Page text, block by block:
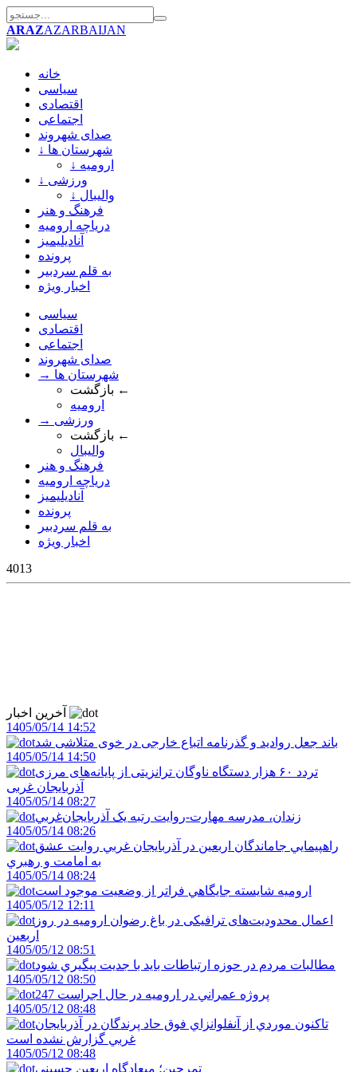
ARAZAZARBAIJAN
خانه
سیاسی
اقتصادی
اجتماعی
صدای شهروند
↓ شهرستان ها
↓ ارومیه
↓ ورزشی
↓ والیبال
فرهنگ و هنر
دریاچه ارومیه
آنادیلیمیز
پرونده
به قلم سردبیر
اخبار ویژه
سیاسی
اقتصادی
اجتماعی
صدای شهروند
→ شهرستان ها
بازگشت ←
ارومیه
→ ورزشی
بازگشت ←
والیبال
فرهنگ و هنر
دریاچه ارومیه
آنادیلیمیز
پرونده
به قلم سردبیر
اخبار ویژه
4013
1405/05/14 14:52
باند جعل روادید و گذرنامه اتباع خارجی در خوی متلاشی شد
1405/05/14 14:50
تردد ۶۰ هزار دستگاه ناوگان ترانزیتی از پایانه‌های مرزی
آذربایجان ‌غربی
1405/05/14 08:27
زندان، مدرسه مهارت-روايت رتبه يک آذربايجان‌غربي
1405/05/14 08:26
راهپيمايي جاماندگان اربعين در آذربايجان غربي روايت عشق
به امامت و رهبري
1405/05/14 08:24
اروميه شايسته جايگاهي فراتر از وضعيت موجود است
1405/05/12 12:11
اعمال محدودیت‌های ترافیکی در باغ رضوان ارومیه در روز
اربعین
1405/05/12 08:51
مطالبات مردم در حوزه ارتباطات بايد با جديت پيگيري شود
1405/05/12 08:50
247 پروژه عمراني در اروميه در حال اجراست
1405/05/12 08:48
تاکنون موردي از آنفلوانزاي فوق حاد پرندگان در آذربايجان
غربي گزارش نشده است
1405/05/12 08:48
تمرچين؛ ميعادگاه اربعين حسيني